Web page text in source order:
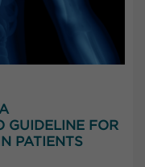
GUIDELINE FOR
PATIENTS